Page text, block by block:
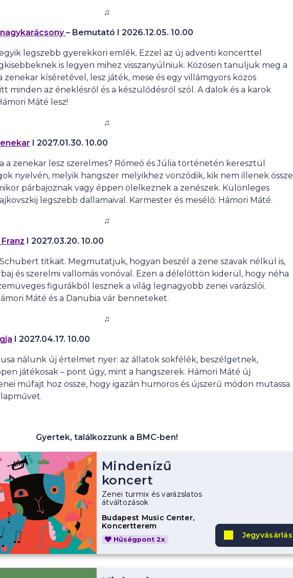
♫
– Bemutató I 2026.12.05. 10.00
legszebb gyerekkori emlék. Ezzel az új adventi koncerttel
is legyen mihez visszanyúlniuk. Közösen tanuljuk meg a
zenekar kíséretével, lesz játék, mese és egy villámgyors közös
minden az éneklésről és a készülődésről szól. A dalok és a karok
Máté lesz!
♫
I 2027.01.30. 10.00
a zenekar lesz szerelmes? Rómeó és Júlia történetén keresztül
nyelvén, melyik hangszer melyikhez vonzódik, kik nem illenek össze
párbajoznak vagy éppen ölelkeznek a zenészek. Különleges
legszebb dallamaival. Karmester és mesélő: Hámori Máté.
♫
I 2027.03.20. 10.00
titkait. Megmutatjuk, hogyan beszél a zene szavak nélkül is,
és szerelmi vallomás vonóval. Ezen a délelőttön kiderül, hogy néha
figurákból lesznek a világ legnagyobb zenei varázslói.
Máté és a Danubia vár benneteket.
♫
I 2027.04.17. 10.00
nálunk új értelmet nyer: az állatok sokfélék, beszélgetnek,
játékosak – pont úgy, mint a hangszerek. Hámori Máté új
műfajt hoz össze, hogy igazán humoros és újszerű módon mutassa
Gyertek, találkozzunk a BMC-ben!
Mindenízű
koncert
Zenei turmix és varázslatos
átváltozások
Budapest Music Center,
Koncertterem
Hűségpont 2x Jegyvásárlás